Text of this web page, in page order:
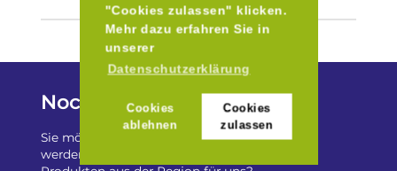
"Cookies zulassen" klicken.
Mehr dazu erfahren Sie in
unserer
Datenschutzerklärung
Cookies
ablehnen
Cookies
zulassen
Noch Fragen?
Sie möchten auf „Besser Regional“ gelistet
werden? Oder haben Sie einen Freizeittip zu